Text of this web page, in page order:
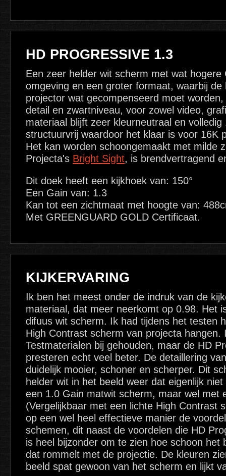
HD PROGRESSIVE 1.3
Een zeer helder wit scherm met wat hogere
omgeving en een groter formaat, waarbij
projector wat gecompenseerd moet
detail en zwartniveau, voor zowel video,
materiaal blijft zeer kleurneutraal en volledig
structuurvrij waardoor het klaar is voor 16K
Het kan worden schoongemaakt met milde
Projecta's Bright Sight, is brendvertragend
Dit doek heeft een kijkhoek van: 150°
Een Gain van: 1.3
Kan tot een zichtmaat met hoogte van:
Met GREENGUARD GOLD Certificaat.
KIJKERVARING
Ik ben het meest onder de indruk van de
materiaal, dat meer neerkomt op 0.98. Het
difuus wit scherm. Ik had tijdens het testen
High Contrast scherm van projecta hangen.
Testmaterialen bij gehouden, maar de HD
presteren echt veel beter. De detaillering
duidelijk mooier, schoner en scherper. Dit
helder wit in het beeld weer dat eigenlijk
een 1.0 Gain matwit scherm, maar wel met
(Vergelijkbaar met een lichte High Contrast
op een wel heel effectieve manier de
schemen, dit naast de voordelen die HD
is heel bijzonder om te zien hoe schoon het
dat rommelt met de projectie. De kleuren
beeld spat gewoon van het scherm en lijkt